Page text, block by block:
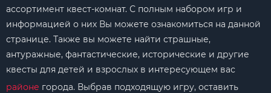
ассортимент квест-комнат. С полным набором игр и
информацией о них Вы можете ознакомиться на данной
странице. Также вы можете найти страшные,
антуражные, фантастические, исторические и другие
квесты для детей и взрослых в интересующем вас
районе города. Выбрав подходящую игру, оставить